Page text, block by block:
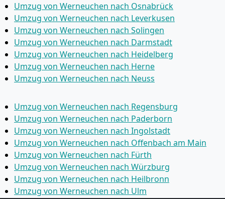
Umzug von Werneuchen nach Osnabrück
Umzug von Werneuchen nach Leverkusen
Umzug von Werneuchen nach Solingen
Umzug von Werneuchen nach Darmstadt
Umzug von Werneuchen nach Heidelberg
Umzug von Werneuchen nach Herne
Umzug von Werneuchen nach Neuss
Umzug von Werneuchen nach Regensburg
Umzug von Werneuchen nach Paderborn
Umzug von Werneuchen nach Ingolstadt
Umzug von Werneuchen nach Offenbach am Main
Umzug von Werneuchen nach Fürth
Umzug von Werneuchen nach Würzburg
Umzug von Werneuchen nach Heilbronn
Umzug von Werneuchen nach Ulm